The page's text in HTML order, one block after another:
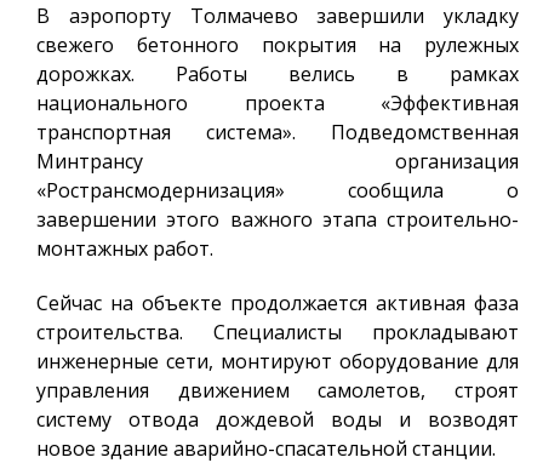
В аэропорту Толмачево завершили укладку
свежего бетонного покрытия на рулежных
дорожках. Работы велись в рамках
национального проекта «Эффективная
транспортная система». Подведомственная
Минтрансу организация
«Ространсмодернизация» сообщила о
завершении этого важного этапа строительно-
монтажных работ.
Сейчас на объекте продолжается активная фаза
строительства. Специалисты прокладывают
инженерные сети, монтируют оборудование для
управления движением самолетов, строят
систему отвода дождевой воды и возводят
новое здание аварийно-спасательной станции.